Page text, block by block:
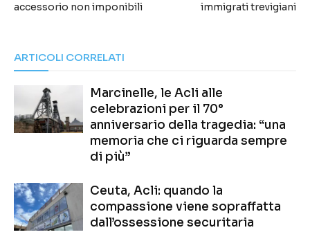
accessorio non imponibili
immigrati trevigiani
ARTICOLI CORRELATI
Marcinelle, le Acli alle
celebrazioni per il 70°
anniversario della tragedia: “una
memoria che ci riguarda sempre
di più”
Ceuta, Acli: quando la
compassione viene sopraffatta
dall’ossessione securitaria